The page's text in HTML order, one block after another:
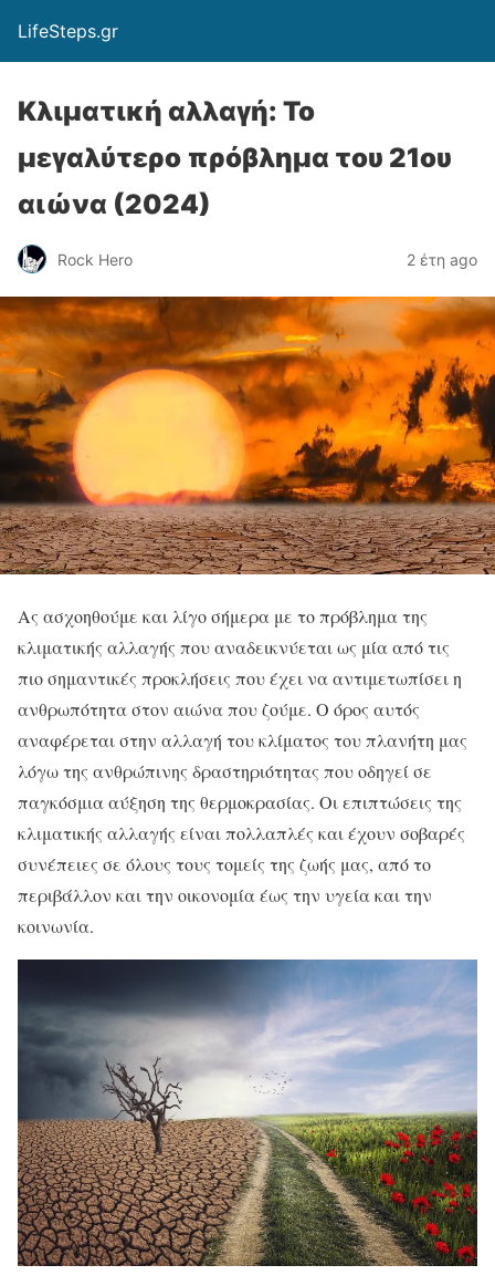
LifeSteps.gr
Κλιματική αλλαγή: Το
μεγαλύτερο πρόβλημα του 21ου
αιώνα (2024)
Rock Hero 2 έτη ago
Ας ασχοηθούμε και λίγο σήμερα με το πρόβλημα της
κλιματικής αλλαγής που αναδεικνύεται ως μία από τις
πιο σημαντικές προκλήσεις που έχει να αντιμετωπίσει η
ανθρωπότητα στον αιώνα που ζούμε. Ο όρος αυτός
αναφέρεται στην αλλαγή του κλίματος του πλανήτη μας
λόγω της ανθρώπινης δραστηριότητας που οδηγεί σε
παγκόσμια αύξηση της θερμοκρασίας. Οι επιπτώσεις της
κλιματικής αλλαγής είναι πολλαπλές και έχουν σοβαρές
συνέπειες σε όλους τους τομείς της ζωής μας, από το
περιβάλλον και την οικονομία έως την υγεία και την
κοινωνία.